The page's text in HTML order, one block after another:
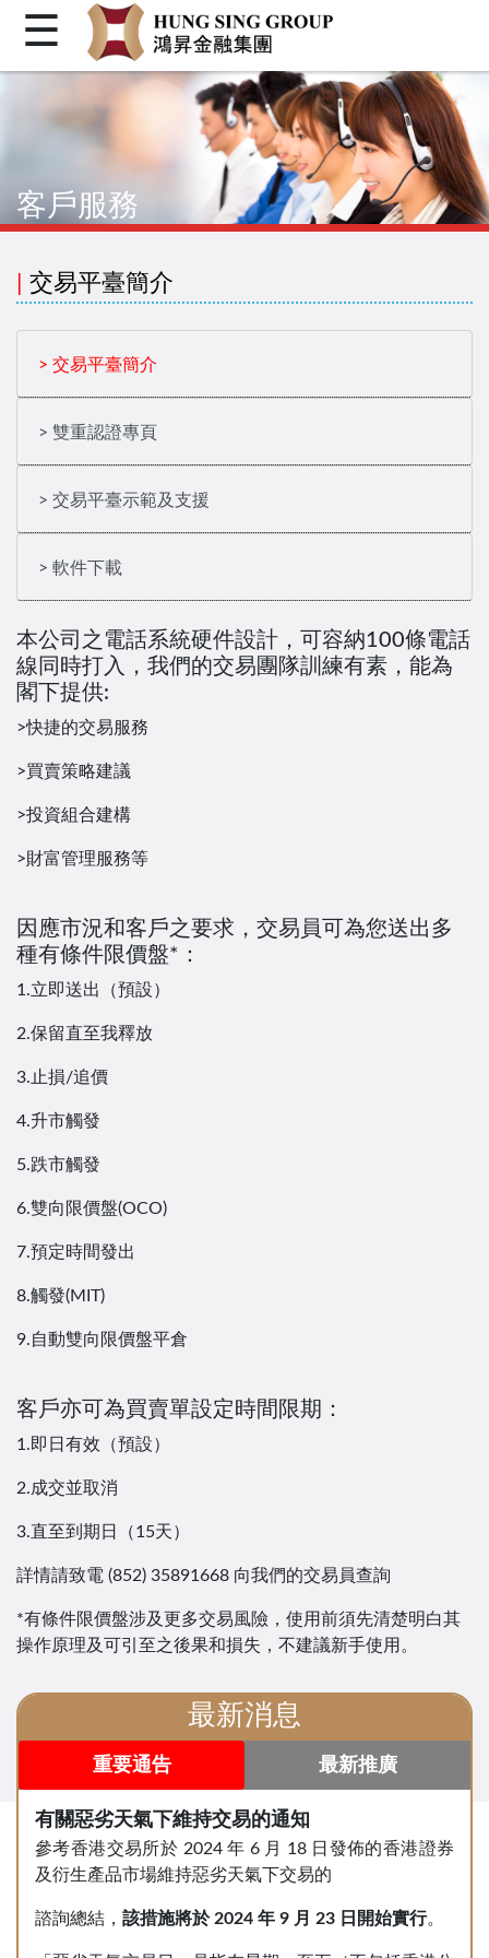
關於我們
機構金融
客戶登入
简体
Facebook
☰
客戶服務
交易平臺簡介
> 交易平臺簡介
> 雙重認證專頁
> 交易平臺示範及支援
> 軟件下載
本公司之電話系統硬件設計，可容納100條電話
線同時打入，我們的交易團隊訓練有素，能為
閣下提供:
>快捷的交易服務
>買賣策略建議
>投資組合建構
>財富管理服務等
因應市況和客戶之要求，交易員可為您送出多
種有條件限價盤*：
1.立即送出（預設）
2.保留直至我釋放
3.止損/追價
4.升市觸發
5.跌市觸發
6.雙向限價盤(OCO)
7.預定時間發出
8.觸發(MIT)
9.自動雙向限價盤平倉
客戶亦可為買賣單設定時間限期：
1.即日有效（預設）
2.成交並取消
3.直至到期日（15天）
詳情請致電 (852) 35891668 向我們的交易員查詢
*有條件限價盤涉及更多交易風險，使用前須先清楚明白其
操作原理及可引至之後果和損失，不建議新手使用。
最新消息
重要通告 最新推廣
有關惡劣天氣下維持交易的通知
參考香港交易所於 2024 年 6 月 18 日發佈的香港證券
及衍生產品市場維持惡劣天氣下交易的
諮詢總結， 該措施將於 2024 年 9 月 23 日開始實行。